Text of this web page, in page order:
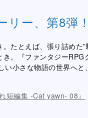
ー、第8弾！
たとえば、張り詰めた
。『ファンタジー
小さな物語の世界へと
短編集 -Cat yawn- 08』